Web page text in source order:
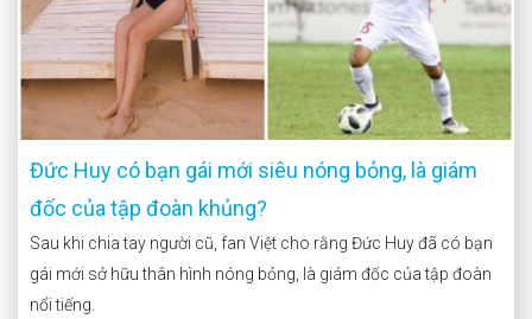
Đức Huy có bạn gái mới siêu nóng bỏng, là giám
đốc của tập đoàn khủng?
Sau khi chia tay người cũ, fan Việt cho rằng Đức Huy đã có bạn
gái mới sở hữu thân hình nóng bỏng, là giám đốc của tập đoàn
nổi tiếng.